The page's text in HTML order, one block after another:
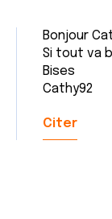
Bonjour
Si tout va
Bises
Cathy92
Citer